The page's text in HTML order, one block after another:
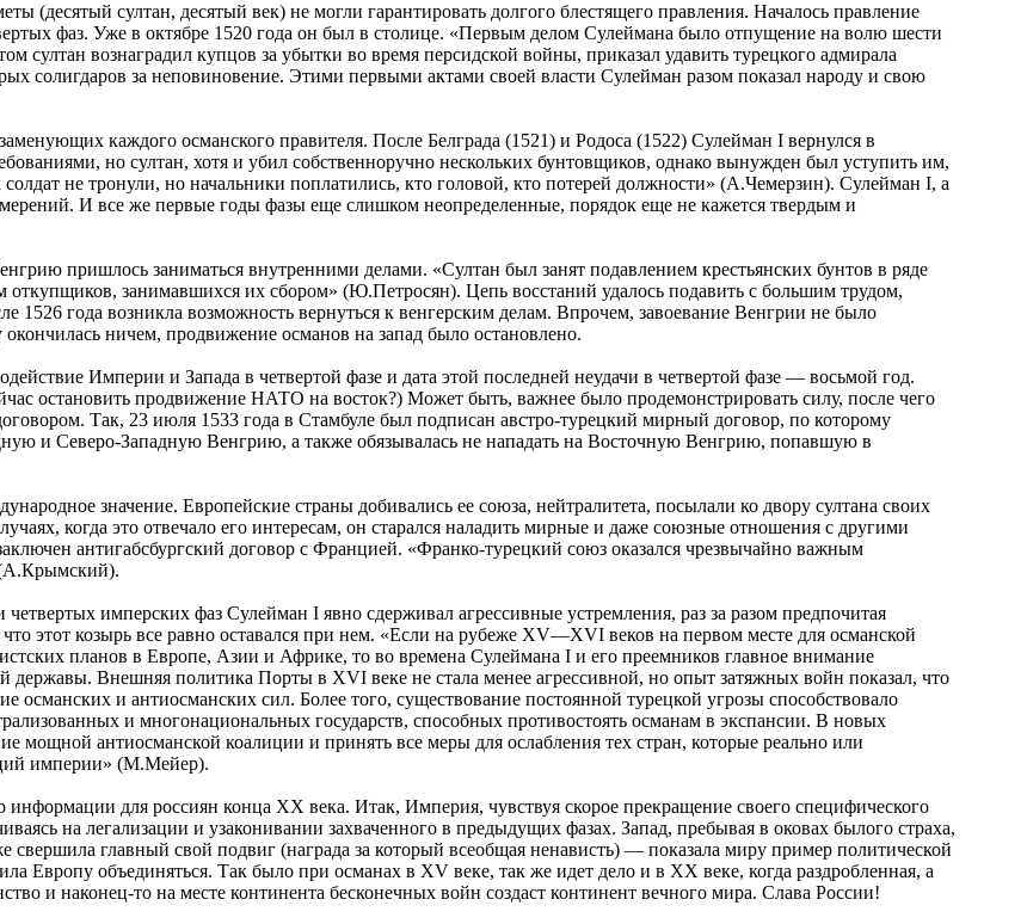
(десятый султан, десятый век) не могли гарантировать долгого блестящего правления. Началось правление
фаз. Уже в октябре 1520 года он был в столице. «Первым делом Сулеймана было отпущение на волю шести
султан вознаградил купцов за убытки во время персидской войны, приказал удавить турецкого адмирала
солигдаров за неповиновение. Этими первыми актами своей власти Сулейман разом показал народу и свою
каждого османского правителя. После Белграда (1521) и Родоса (1522) Сулейман I вернулся в
но султан, хотя и убил собственноручно нескольких бунтовщиков, однако вынужден был уступить им,
не тронули, но начальники поплатились, кто головой, кто потерей должности» (А.Чемерзин). Сулейман I, а
И все же первые годы фазы еще слишком неопределенные, порядок еще не кажется твердым и
пришлось заниматься внутренними делами. «Султан был занят подавлением крестьянских бунтов в ряде
занимавшихся их сбором» (Ю.Петросян). Цепь восстаний удалось подавить с большим трудом,
1526 года возникла возможность вернуться к венгерским делам. Впрочем, завоевание Венгрии не было
ничем, продвижение османов на запад было остановлено.
Империи и Запада в четвертой фазе и дата этой последней неудачи в четвертой фазе — восьмой год.
остановить продвижение НАТО на восток?) Может быть, важнее было продемонстрировать силу, после чего
Так, 23 июля 1533 года в Стамбуле был подписан австро-турецкий мирный договор, по которому
и Северо-Западную Венгрию, а также обязывалась не нападать на Восточную Венгрию, попавшую в
значение. Европейские страны добивались ее союза, нейтралитета, посылали ко двору султана своих
когда это отвечало его интересам, он старался наладить мирные и даже союзные отношения с другими
антигабсбургский договор с Францией. «Франко-турецкий союз оказался чрезвычайно важным
(А.Крымский).
имперских фаз Сулейман I явно сдерживал агрессивные устремления, раз за разом предпочитая
этот козырь все равно оставался при нем. «Если на рубеже XV—XVI веков на первом месте для османской
планов в Европе, Азии и Африке, то во времена Сулеймана I и его преемников главное внимание
державы. Внешняя политика Порты в XVI веке не стала менее агрессивной, но опыт затяжных войн показал, что
османских и антиосманских сил. Более того, существование постоянной турецкой угрозы способствовало
и многонациональных государств, способных противостоять османам в экспансии. В новых
мощной антиосманской коалиции и принять все меры для ослабления тех стран, которые реально или
империи» (М.Мейер).
для россиян конца XX века. Итак, Империя, чувствуя скорое прекращение своего специфического
на легализации и узаконивании захваченного в предыдущих фазах. Запад, пребывая в оковах былого страха,
главный свой подвиг (награда за который всеобщая ненависть) — показала миру пример политической
Европу объединяться. Так было при османах в XV веке, так же идет дело и в XX веке, когда раздробленная, а
и наконец-то на месте континента бесконечных войн создаст континент вечного мира. Слава России!